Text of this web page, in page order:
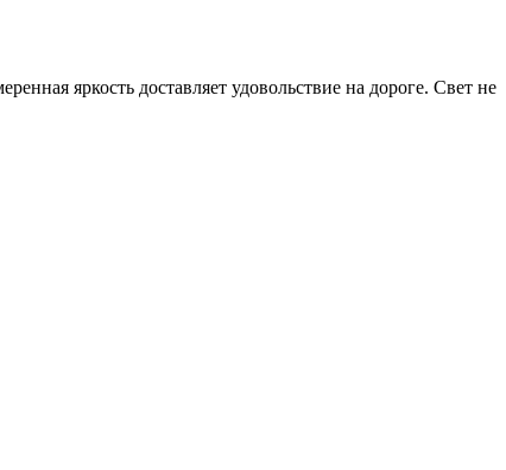
яркость доставляет удовольствие на дороге. Свет не